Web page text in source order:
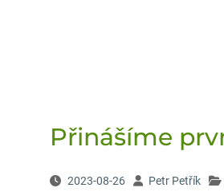
Přinášíme
2023-08-26 Petr Petřík